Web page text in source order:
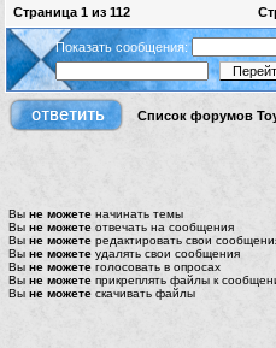
Страница 1 из 112
Показать сообщения:
Список форумов
Вы не можете начинать темы
Вы не можете отвечать на сообщения
Вы не можете редактировать свои
Вы не можете удалять свои сообщения
Вы не можете голосовать в опросах
Вы не можете прикреплять файлы к
Вы не можете скачивать файлы